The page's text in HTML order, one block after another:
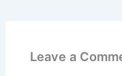
Leave a